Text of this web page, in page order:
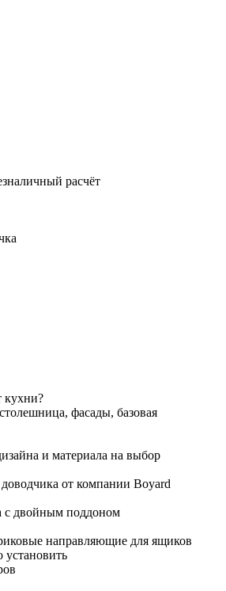
расчёт
кухни?
фасады, базовая
и материала на выбор
от компании Boyard
с двойным поддоном
направляющие для ящиков